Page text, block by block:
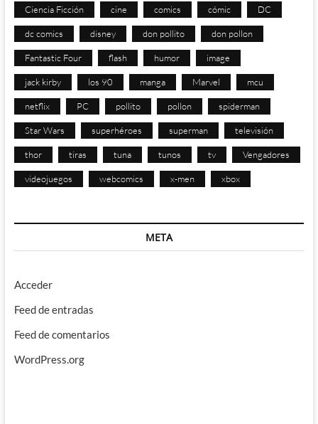
Ciencia Ficción cine comics cómic DC
dc comics disney don pollito don pollon
Fantastic Four flash humor image
jack kirby los 90 manga Marvel mcu
netflix PC pollito pollon spiderman
Star Wars superhéroes superman televisión
thor tiras tuna tunos tv Vengadores
videojuegos webcomics x-men xbox
META
Acceder
Feed de entradas
Feed de comentarios
WordPress.org